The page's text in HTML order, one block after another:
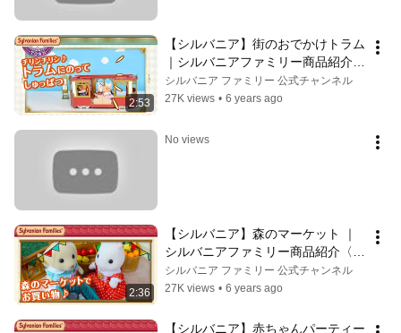
2:53
【シルバニア】街のおでかけトラム
｜シルバニアファミリー商品紹介
〈公式〉
シルバニア ファミリー 公式チャンネル
27K views • 6 years ago
No views
2:36
【シルバニア】森のマーケット ｜
シルバニアファミリー商品紹介〈公
式〉
シルバニア ファミリー 公式チャンネル
27K views • 6 years ago
【シルバニア】赤ちゃんパーティー